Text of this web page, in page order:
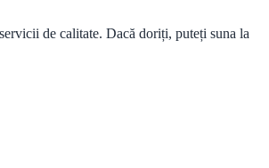
de calitate. Dacă doriți, puteți suna la